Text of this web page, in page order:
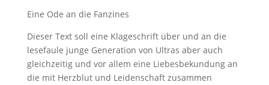
Eine Ode an die Fanzines
Dieser Text soll eine Klageschrift über und an die
lesefaule junge Generation von Ultras aber auch
gleichzeitig und vor allem eine Liebesbekundung an
die mit Herzblut und Leidenschaft zusammen